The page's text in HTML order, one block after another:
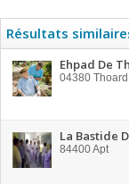
Résultats
Ehpad De
04380 Thoard
La Bastide
84400Apt